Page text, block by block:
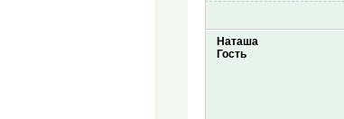
Наташа
Гость